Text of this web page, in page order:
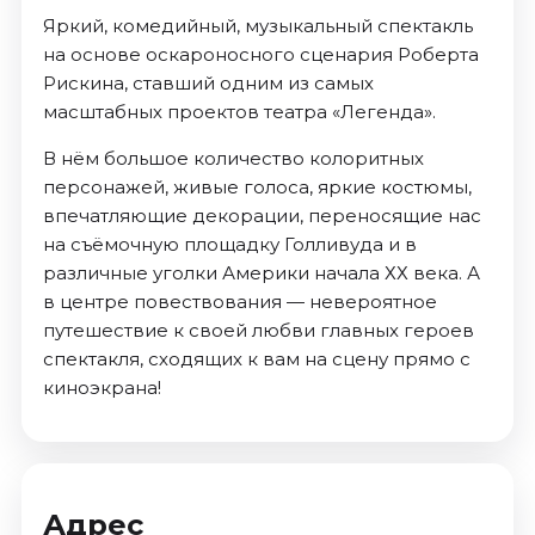
Яркий, комедийный, музыкальный спектакль
на основе оскароносного сценария Роберта
Рискина, ставший одним из самых
масштабных проектов театра «Легенда».
В нём большое количество колоритных
персонажей, живые голоса, яркие костюмы,
впечатляющие декорации, переносящие нас
на съёмочную площадку Голливуда и в
различные уголки Америки начала ХХ века. А
в центре повествования — невероятное
путешествие к своей любви главных героев
спектакля, сходящих к вам на сцену прямо с
киноэкрана!
Адрес